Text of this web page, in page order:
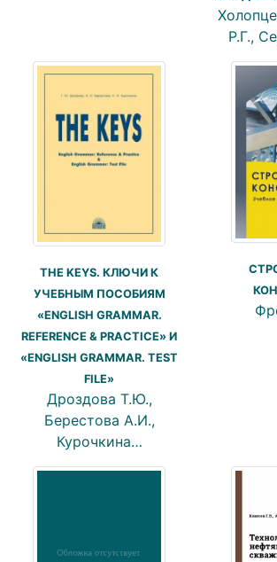
Р.Г.,
THE KEYS. КЛЮЧИ К
УЧЕБНЫМ ПОСОБИЯМ
«ENGLISH GRAMMAR.
REFERENCE & PRACTICE» И
«ENGLISH GRAMMAR. TEST
FILE»
Дроздова Т.Ю.,
Берестова А.И.,
Курочкина…